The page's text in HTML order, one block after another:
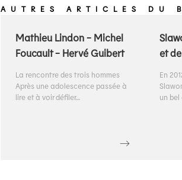
AUTRES ARTICLES DU
Mathieu Lindon - Michel
Foucault - Hervé Guibert
La rencontre des trois hommes
Après une adolescence passée à
lire et à voir défiler…
et
En
un